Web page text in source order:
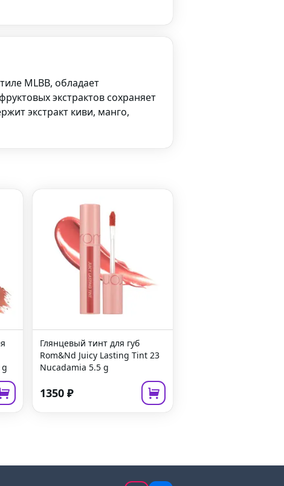
MLBB, обладает
экстрактов сохраняет
экстракт киви, манго,
g
Глянцевый тинт для губ
Rom&Nd Juicy Lasting Tint 23
Nucadamia 5.5 g
1350 ₽